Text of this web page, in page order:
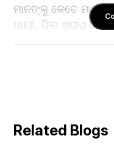
ମାନଙ୍କୁ କେତେ
ଦାୟୀ, ପିଲା ଖରାପ
କୁ ମଧ୍ୟ ମଜବୁତ
ଦାୟିତ୍ୱରେ
ହେବା ପାଇଁ ଭଲ
Related Blogs